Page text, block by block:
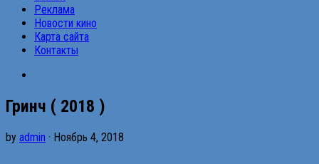
Реклама
Новости кино
Карта сайта
Контакты
Гринч ( 2018 )
by admin · Ноябрь 4, 2018